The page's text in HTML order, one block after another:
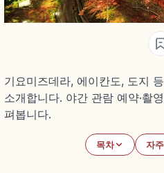
기요미즈데라, 에이칸도, 도지
소개합니다. 야간 관람 예약·촬
펴봅니다.
목차 자